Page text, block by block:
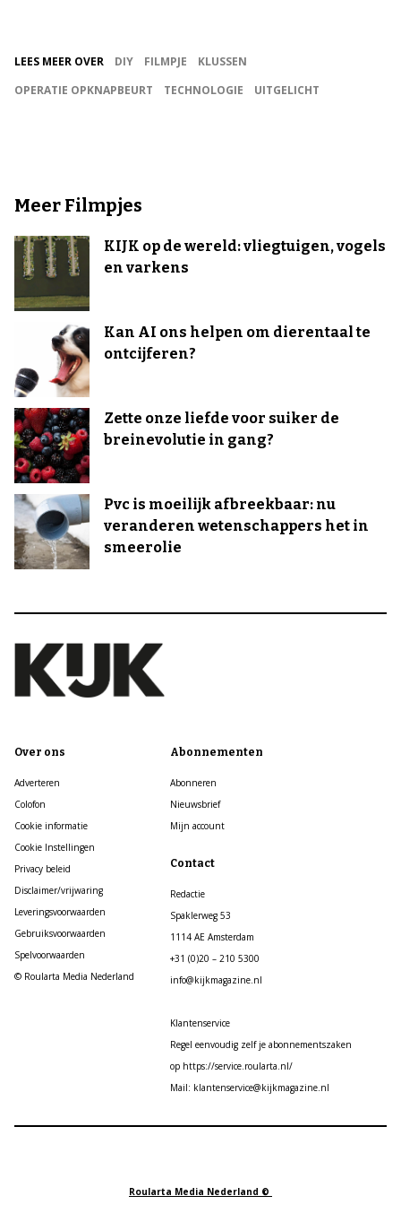
LEES MEER OVER DIY FILMPJE
KLUSSEN
OPERATIE OPKNAPBEURT
TECHNOLOGIE UITGELICHT
Meer Filmpjes
KIJK op de wereld: vliegtuigen, vogels
en varkens
Kan AI ons helpen om dierentaal te
ontcijferen?
Zette onze liefde voor suiker de
breinevolutie in gang?
Pvc is moeilijk afbreekbaar: nu
veranderen wetenschappers het in
smeerolie
Over ons
Adverteren
Colofon
Cookie informatie
Cookie Instellingen
Privacy beleid
Disclaimer/vrijwaring
Leveringsvoorwaarden
Gebruiksvoorwaarden
Spelvoorwaarden
© Roularta Media Nederland
Abonnementen
Abonneren
Nieuwsbrief
Mijn account
Contact
Redactie
Spaklerweg 53
1114 AE Amsterdam
+31 (0)20 – 210 5300
info@kijkmagazine.nl
Klantenservice
Regel eenvoudig zelf je abonnementszaken
op https://service.roularta.nl/
Mail: klantenservice@kijkmagazine.nl
Roularta Media Nederland ©